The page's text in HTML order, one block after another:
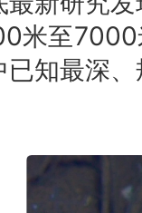
米至7000
已知最深